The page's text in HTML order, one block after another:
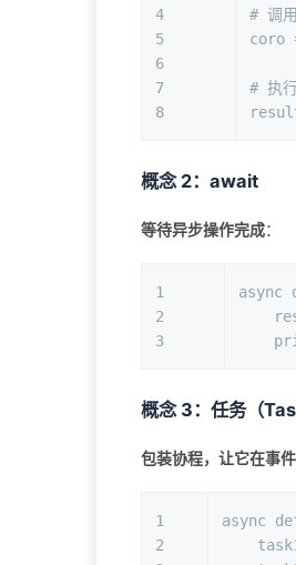
4
5
6
7
8
# 调
coro
# 执
概念 2：await
等待异步操作完成：
1
2
3
async
概念 3：任务（
包装协程，让它在事
1
2
async